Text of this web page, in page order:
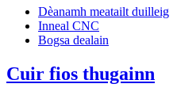
Dèanamh meatailt duilleig
Inneal CNC
Bogsa dealain
Cuir fios thugainn